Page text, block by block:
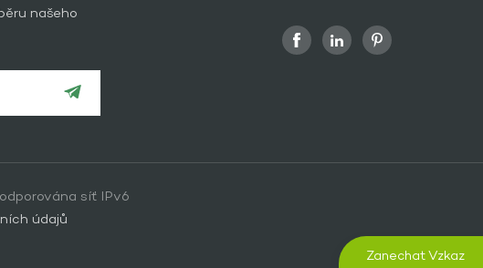
našeho
síť IPv6
údajů
Zanechat Vzkaz